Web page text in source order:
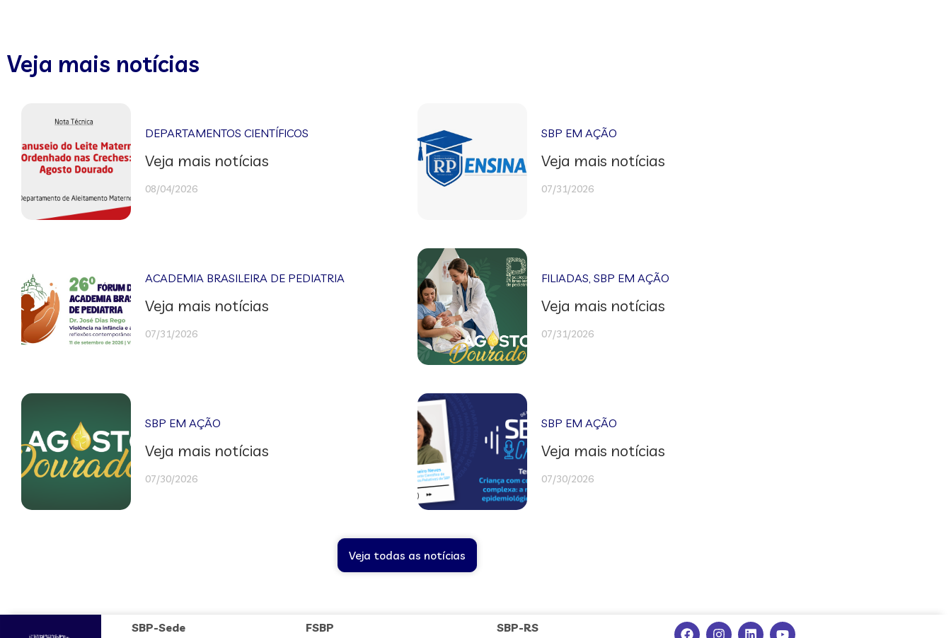
Veja mais notícias
DEPARTAMENTOS CIENTÍFICOS
Veja mais notícias
08/04/2026
SBP EM AÇÃO
Veja mais notícias
07/31/2026
ACADEMIA BRASILEIRA DE PEDIATRIA
Veja mais notícias
07/31/2026
FILIADAS ,SBP EM AÇÃO
Veja mais notícias
07/31/2026
SBP EM AÇÃO
Veja mais notícias
07/30/2026
SBP EM AÇÃO
Veja mais notícias
07/30/2026
Veja todas as notícias
SBP-Sede FSBP SBP-RS